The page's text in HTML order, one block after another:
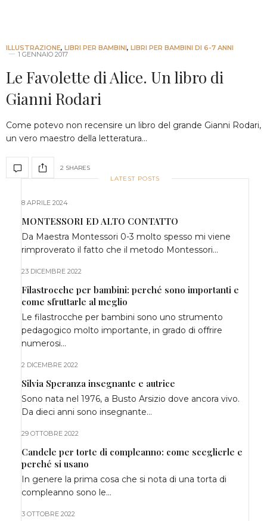
ILLUSTRAZIONE, LIBRI PER BAMBINI, LIBRI PER BAMBINI DI 6-7 ANNI
1 GENNAIO 2017
Le Favolette di Alice. Un libro di
Gianni Rodari
Come potevo non recensire un libro del grande Gianni Rodari,
un vero maestro della letteratura…
2 SHARES
LATEST POSTS
8 APRILE 2024
MONTESSORI ED ALTO CONTATTO
Da Maestra Montessori 0-3 molto spesso mi viene
rimproverato il fatto che il metodo Montessori…
23 DICEMBRE 2022
Filastrocche per bambini: perché sono importanti e
come sfruttarle al meglio
Le filastrocche per bambini sono uno strumento
pedagogico molto importante, in grado di offrire
numerosi…
2 DICEMBRE 2022
Silvia Speranza insegnante e autrice
Sono nata nel 1976, a Busto Arsizio dove ancora vivo.
Da dieci anni sono insegnante…
29 OTTOBRE 2022
Candele per torte di compleanno: come sceglierle e
perché si usano
In genere la prima cosa che si nota di una torta di
compleanno sono le…
3 OTTOBRE 2022